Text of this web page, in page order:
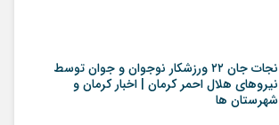
نجات جان ٢٢ ورزشکار نوجوان و جوان توسط
نیروهای هلال احمر کرمان | اخبار کرمان و
شهرستان ها